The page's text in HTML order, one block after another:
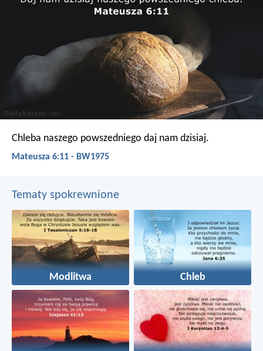
Chleba naszego powszedniego daj nam dzisiaj.
Mateusza 6:11 - BW1975
Tematy spokrewnione
Modlitwa Chleb